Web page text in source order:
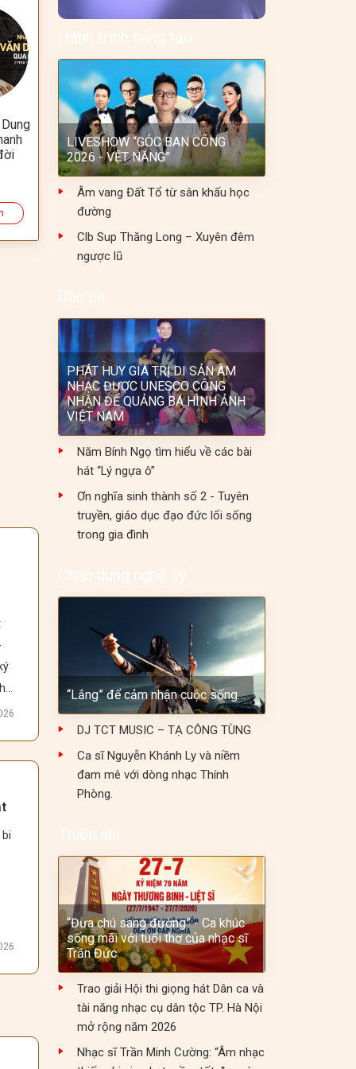
bi
Hành trình sáng tạo
LIVESHOW “GÓC BAN CÔNG
2026 - VỆT NẮNG”
Âm vang Đất Tổ từ sân khấu học
đường
Clb Sup Thăng Long – Xuyên đêm
ngược lũ
Dân ca
PHÁT HUY GIÁ TRỊ DI SẢN ÂM
NHẠC ĐƯỢC UNESCO CÔNG
NHẬN ĐỂ QUẢNG BÁ HÌNH ẢNH
VIỆT NAM
Năm Bính Ngọ tìm hiểu về các bài
hát “Lý ngựa ô”
Ơn nghĩa sinh thành số 2 - Tuyên
truyền, giáo dục đạo đức lối sống
trong gia đình
Chân dung nghệ sỹ
“Lắng” để cảm nhận cuộc sống…
DJ TCT MUSIC – TẠ CÔNG TÙNG
Ca sĩ Nguyễn Khánh Ly và niềm
đam mê với dòng nhạc Thính
Phòng.
Thiếu nhi
“Đưa chú sang đường” - Ca khúc
sống mãi với tuổi thơ của nhạc sĩ
Trần Đức
Trao giải Hội thi giọng hát Dân ca và
tài năng nhạc cụ dân tộc TP. Hà Nội
mở rộng năm 2026
Nhạc sĩ Trần Minh Cường: “Âm nhạc